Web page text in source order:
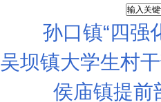
孙口镇“四强
吴坝镇大学生村
侯庙镇提前